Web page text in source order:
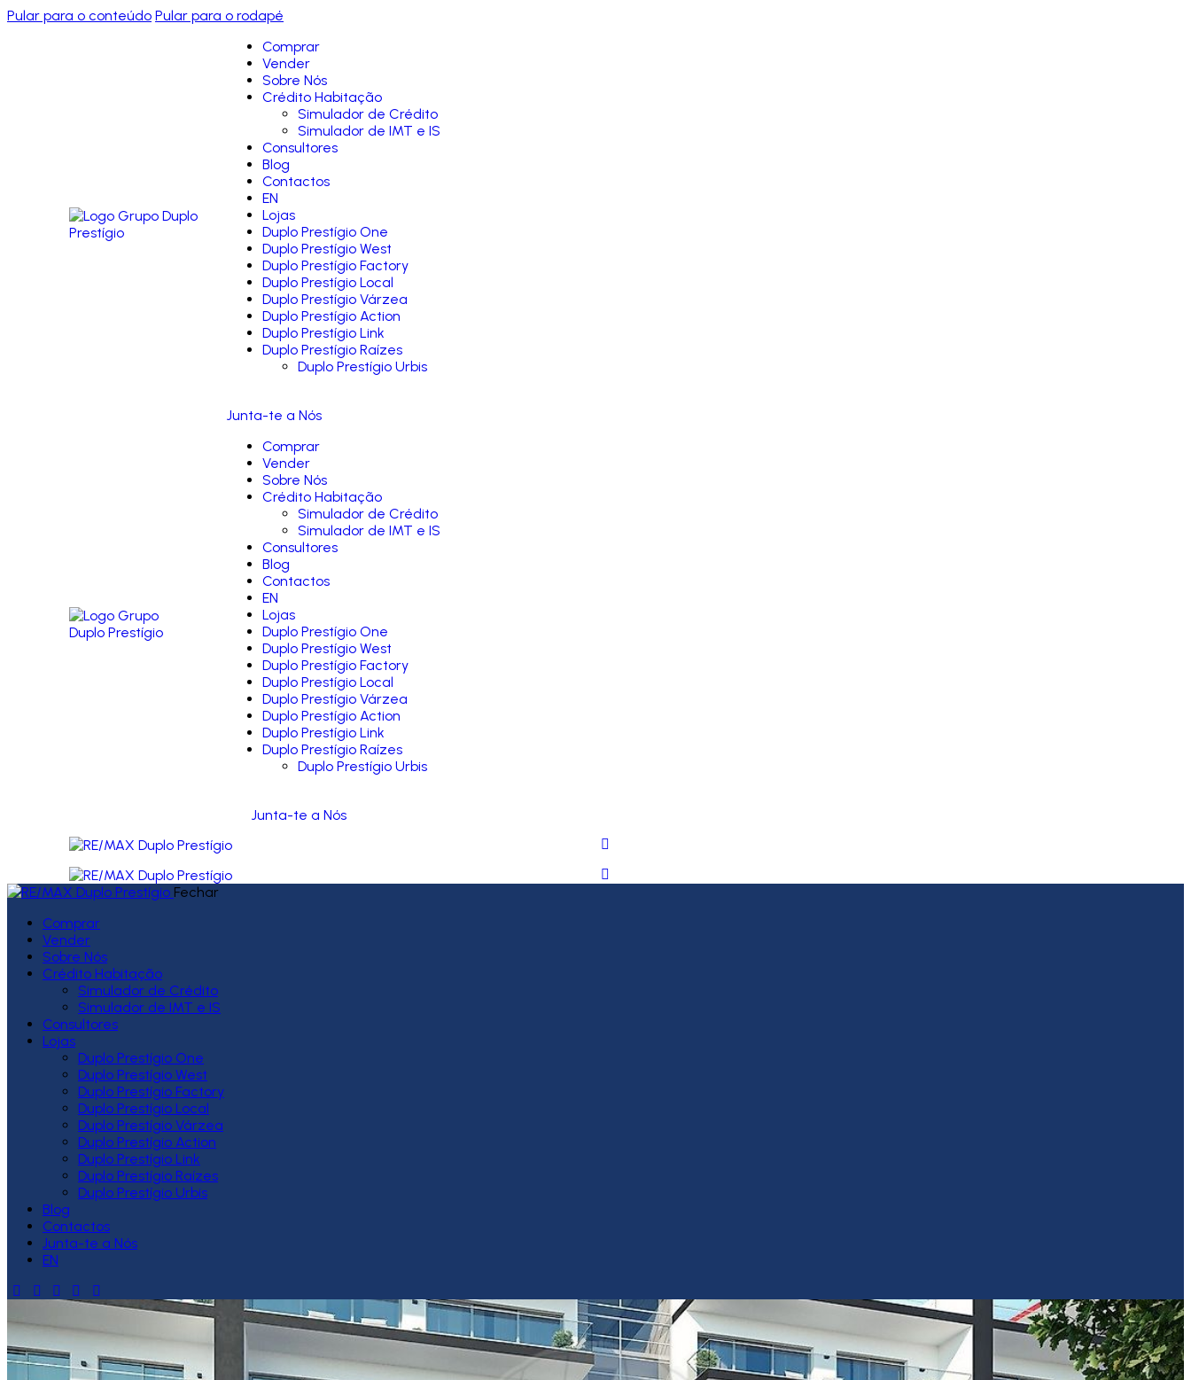
Pular para o conteúdo Pular para o rodapé
Comprar
Vender
Sobre Nós
Crédito Habitação
Simulador de Crédito
Simulador de IMT e IS
Consultores
Blog
Contactos
EN
Lojas
Duplo Prestígio One
Duplo Prestígio West
Duplo Prestígio Factory
Duplo Prestígio Local
Duplo Prestígio Várzea
Duplo Prestígio Action
Duplo Prestígio Link
Duplo Prestígio Raízes
Duplo Prestígio Urbis
Junta-te a Nós
Comprar
Vender
Sobre Nós
Crédito Habitação
Simulador de Crédito
Simulador de IMT e IS
Consultores
Blog
Contactos
EN
Lojas
Duplo Prestígio One
Duplo Prestígio West
Duplo Prestígio Factory
Duplo Prestígio Local
Duplo Prestígio Várzea
Duplo Prestígio Action
Duplo Prestígio Link
Duplo Prestígio Raízes
Duplo Prestígio Urbis
Junta-te a Nós
Fechar
Comprar
Vender
Sobre Nós
Crédito Habitação
Simulador de Crédito
Simulador de IMT e IS
Consultores
Lojas
Duplo Prestígio One
Duplo Prestígio West
Duplo Prestígio Factory
Duplo Prestígio Local
Duplo Prestígio Várzea
Duplo Prestígio Action
Duplo Prestígio Link
Duplo Prestígio Raízes
Duplo Prestígio Urbis
Blog
Contactos
Junta-te a Nós
EN